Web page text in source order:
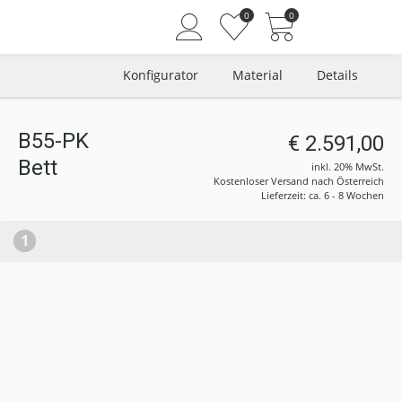
Neuer Kunde? Jetzt registrieren
0 0
Konfigurator Material Details
B55-PK
Bett
€ 2.591,00
inkl. 20% MwSt.
Kostenloser Versand nach Österreich
Lieferzeit: ca. 6 - 8 Wochen
1